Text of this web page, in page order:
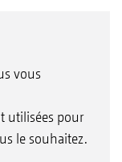
vous
utilisées pour
le souhaitez.